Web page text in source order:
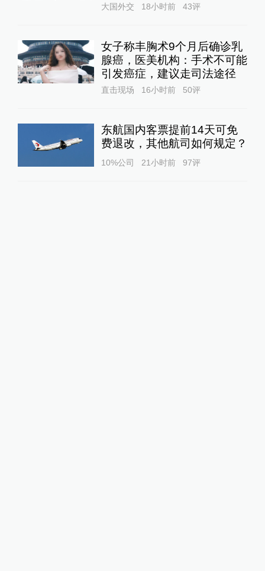
大国外交 18小时前 43评
女子称丰胸术9个月后确诊乳
腺癌，医美机构：手术不可能
引发癌症，建议走司法途径
直击现场 16小时前 50评
东航国内客票提前14天可免
费退改，其他航司如何规定？
10%公司 21小时前 97评